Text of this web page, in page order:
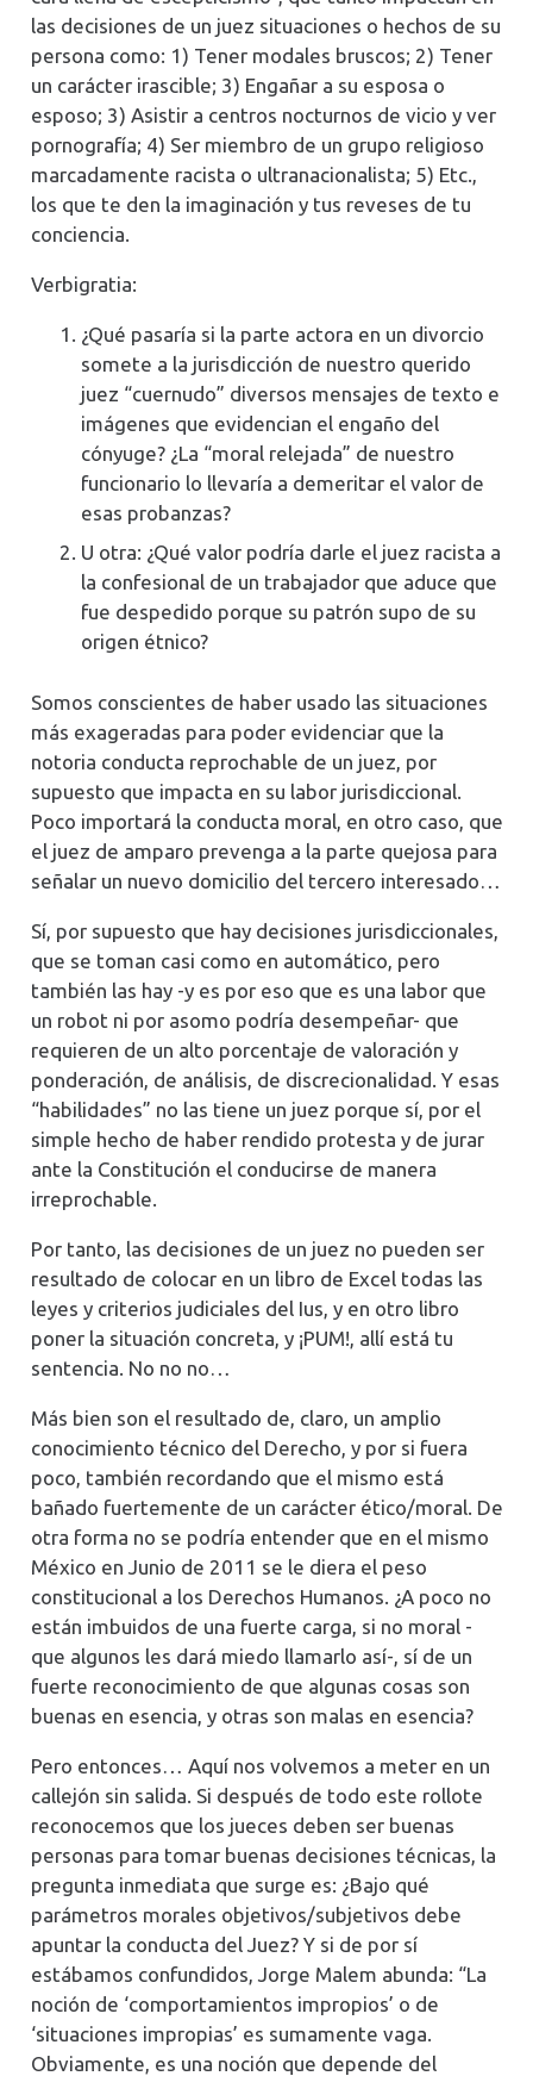
las decisiones de un juez situaciones o hechos de su
persona como: 1) Tener modales bruscos; 2) Tener
un carácter irascible; 3) Engañar a su esposa o
esposo; 3) Asistir a centros nocturnos de vicio y ver
pornografía; 4) Ser miembro de un grupo religioso
marcadamente racista o ultranacionalista; 5) Etc.,
los que te den la imaginación y tus reveses de tu
conciencia.
Verbigratia:
¿Qué pasaría si la parte actora en un divorcio
somete a la jurisdicción de nuestro querido
juez “cuernudo” diversos mensajes de texto e
imágenes que evidencian el engaño del
cónyuge? ¿La “moral relejada” de nuestro
funcionario lo llevaría a demeritar el valor de
esas probanzas?
U otra: ¿Qué valor podría darle el juez racista a
la confesional de un trabajador que aduce que
fue despedido porque su patrón supo de su
origen étnico?
Somos conscientes de haber usado las situaciones
más exageradas para poder evidenciar que la
notoria conducta reprochable de un juez, por
supuesto que impacta en su labor jurisdiccional.
Poco importará la conducta moral, en otro caso, que
el juez de amparo prevenga a la parte quejosa para
señalar un nuevo domicilio del tercero interesado…
Sí, por supuesto que hay decisiones jurisdiccionales,
que se toman casi como en automático, pero
también las hay -y es por eso que es una labor que
un robot ni por asomo podría desempeñar- que
requieren de un alto porcentaje de valoración y
ponderación, de análisis, de discrecionalidad. Y esas
“habilidades” no las tiene un juez porque sí, por el
simple hecho de haber rendido protesta y de jurar
ante la Constitución el conducirse de manera
irreprochable.
Por tanto, las decisiones de un juez no pueden ser
resultado de colocar en un libro de Excel todas las
leyes y criterios judiciales del Ius, y en otro libro
poner la situación concreta, y ¡PUM!, allí está tu
sentencia. No no no…
Más bien son el resultado de, claro, un amplio
conocimiento técnico del Derecho, y por si fuera
poco, también recordando que el mismo está
bañado fuertemente de un carácter ético/moral. De
otra forma no se podría entender que en el mismo
México en Junio de 2011 se le diera el peso
constitucional a los Derechos Humanos. ¿A poco no
están imbuidos de una fuerte carga, si no moral -
que algunos les dará miedo llamarlo así-, sí de un
fuerte reconocimiento de que algunas cosas son
buenas en esencia, y otras son malas en esencia?
Pero entonces… Aquí nos volvemos a meter en un
callejón sin salida. Si después de todo este rollote
reconocemos que los jueces deben ser buenas
personas para tomar buenas decisiones técnicas, la
pregunta inmediata que surge es: ¿Bajo qué
parámetros morales objetivos/subjetivos debe
apuntar la conducta del Juez? Y si de por sí
estábamos confundidos, Jorge Malem abunda: “La
noción de ‘comportamientos impropios’ o de
‘situaciones impropias’ es sumamente vaga.
Obviamente, es una noción que depende del